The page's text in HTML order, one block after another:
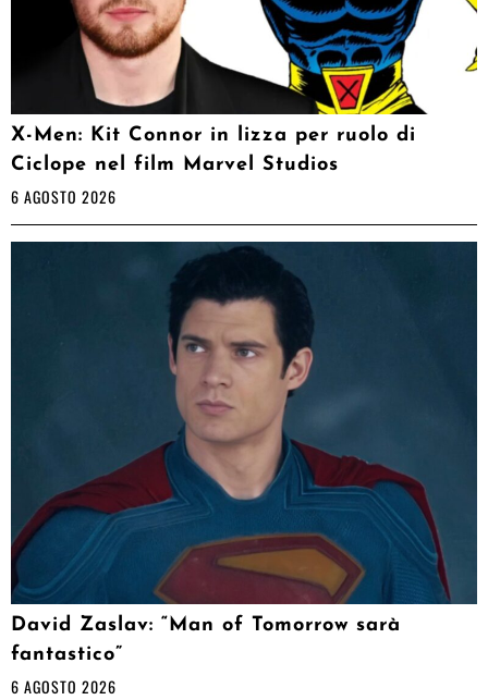
X-Men: Kit Connor in lizza per ruolo di
Ciclope nel film Marvel Studios
6 AGOSTO 2026
David Zaslav: “Man of Tomorrow sarà
fantastico”
6 AGOSTO 2026